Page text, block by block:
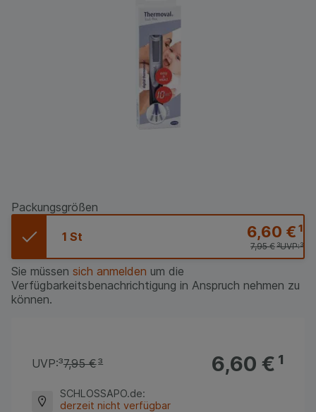
Packungsgrößen
1 St 6,60 €¹
UVP:³
7,95 €³
Sie müssen sich anmelden um die
Verfügbarkeitsbenachrichtigung in Anspruch nehmen zu
können.
6,60 €¹
UVP:³7,95 €³
SCHLOSSAPO.de:
derzeit nicht verfügbar